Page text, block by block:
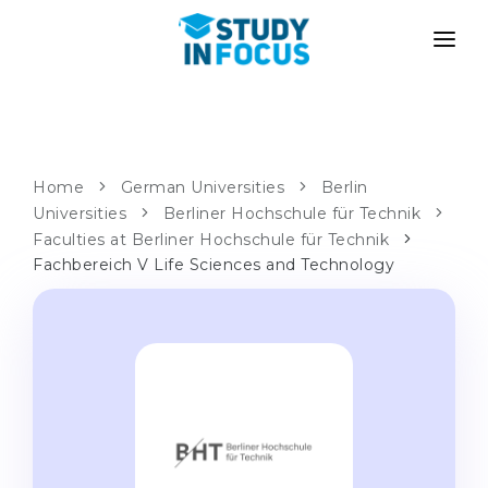
Bachelor's & Master's
Propaedeutic Program
LANGUAGE SCHOOLS
Online Language Lessons
PATHWAYS
After School Admission
Transfer from University
METHODOLOGY
Home German Universities
Berlin
Universities
Berliner Hochschule für Technik
Faculties at Berliner Hochschule für Technik
Fachbereich V Life Sciences and Technology